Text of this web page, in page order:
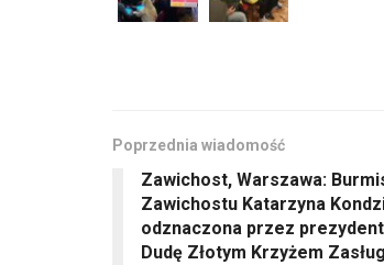
Poprzednia wiadomość
Zawichost, Warszawa:
Zawichostu Katarzyna
odznaczona przez
Dudę Złotym Krzyżem